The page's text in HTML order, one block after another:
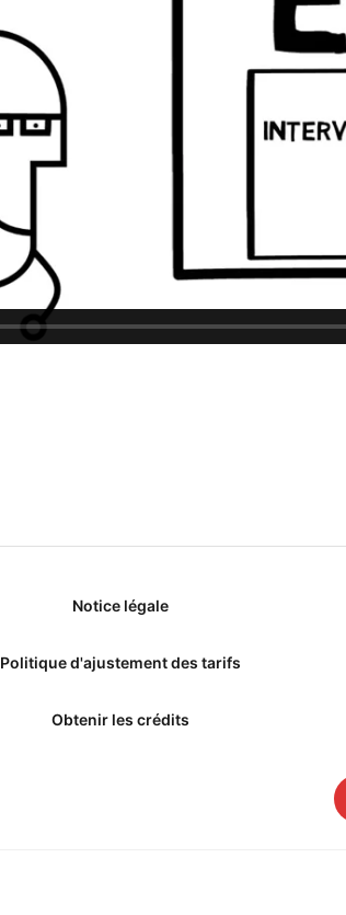
Notice légale
Politique d'ajustement des tarifs
Obtenir les crédits